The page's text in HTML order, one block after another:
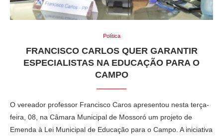
Política
FRANCISCO CARLOS QUER GARANTIR
ESPECIALISTAS NA EDUCAÇÃO PARA O
CAMPO
O vereador professor Francisco Caros apresentou nesta terça-
feira, 08, na Câmara Municipal de Mossoró um projeto de
Emenda à Lei Municipal de Educação para o Campo. A iniciativa